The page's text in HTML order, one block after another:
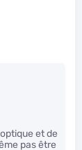
et de
pas être